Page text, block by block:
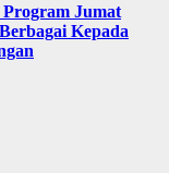
Jumat
Kepada